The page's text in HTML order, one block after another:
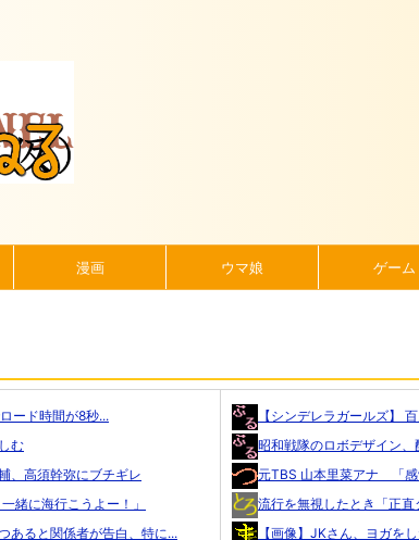
漫画 ウマ娘 ゲーム
ード時間が8秒...
む
、高須幹弥にブチギレ
緒に海行こうよー！」
あると関係者が告白、特に...
【シンデレラガールズ】
昭和戦隊のロボデザイン
元TBS 山本里菜アナ 「感
流行を無視したとき「正
【画像】JKさん、ヨガを